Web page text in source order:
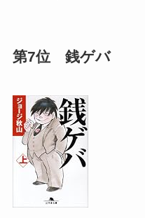
第7位 銭ゲバ